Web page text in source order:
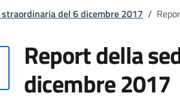
del 6 dicembre 2017 /
Report della
dicembre 2017